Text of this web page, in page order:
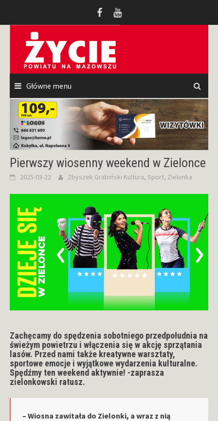
Główne menu
Pierwszy wiosenny weekend w Zielonce
2025-03-22 Zbyszek Grabiński Kultura, Sport, Zielonka
Zachęcamy do spędzenia sobotniego przedpołudnia na
świeżym powietrzu i włączenia się w akcję sprzątania
lasów. Przed nami także kreatywne warsztaty,
sportowe emocje i wyjątkowe wydarzenia kulturalne.
Spędźmy ten weekend aktywnie! -zaprasza
zielonkowski ratusz.
– Wiosna zawitała do Zielonki, a wraz z nią